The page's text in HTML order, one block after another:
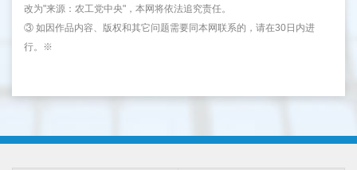
改为"来源：农工党中央"，本网将依法追究责任。
③ 如因作品内容、版权和其它问题需要同本网联系的，请在30日内进
行。※